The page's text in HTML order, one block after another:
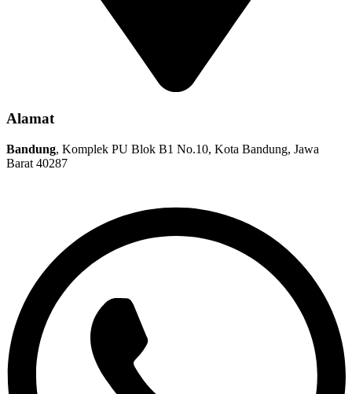
Alamat
Bandung, Komplek PU Blok B1 No.10, Kota Bandung, Jawa
Barat 40287